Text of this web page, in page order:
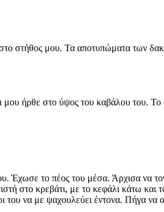
στήθος μου. Τα αποτυπώματα των
ήρθε στο ύψος του καβάλου του.
Έχωσε το πέος του μέσα. Άρχισα να
στο κρεβάτι, με το κεφάλι κάτω
του να με ψαχουλεύει έντονα. Πήγα